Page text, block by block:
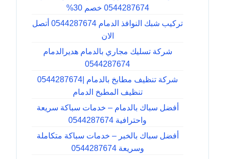
0544287674 خصم 30%
تركيب شبك النوافذ الدمام 0544287674 أتصل
الان
شركة تسليك مجاري بالدمام هديرالدمام
0544287674
شركة تنظيف مطابخ بالدمام |0544287674
تنظيف المطبخ الدمام
أفضل سباك بالدمام – خدمات سباكة سريعة
واحترافية 0544287674
أفضل سباك بالخبر – خدمات سباكة متكاملة
وسريعة 0544287674